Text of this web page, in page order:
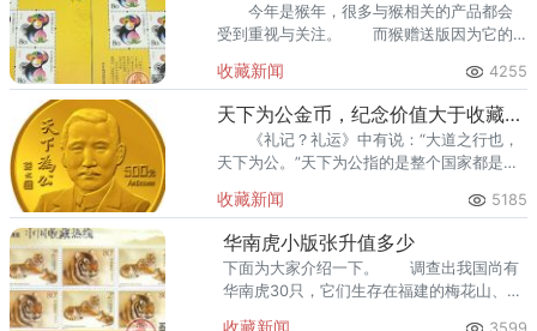
今年是猴年，很多与猴相关的产品都会
受到重视与关注。 而猴赠送版因为它的
的印制，也是唤起了人们对于邮票的收藏。
收藏新闻 4255
天下为公金币，纪念价值大于收藏价值
《礼记？礼运》中有说：“大道之行也，
天下为公。”天下为公指的是整个国家都是人
放，资本主义萌芽，国家积贫积弱，终
收藏新闻 5185
华南虎小版张升值多少
下面为大家介绍一下。 调查出我国尚有
华南虎30只，它们生存在福建的梅花山、广